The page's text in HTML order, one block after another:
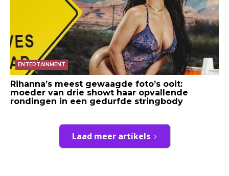
ENTERTAINMENT
Rihanna’s meest gewaagde foto’s ooit:
moeder van drie showt haar opvallende
rondingen in een gedurfde stringbody
Laad meer artikels